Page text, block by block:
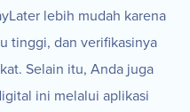
lebih mudah karena
tinggi, dan verifikasinya
Selain itu, Anda juga
ini melalui aplikasi